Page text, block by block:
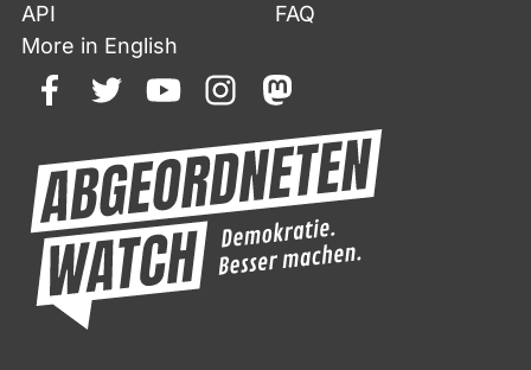
API
FAQ
More in English
facebooktwitteryoutubeinstagrammastodon